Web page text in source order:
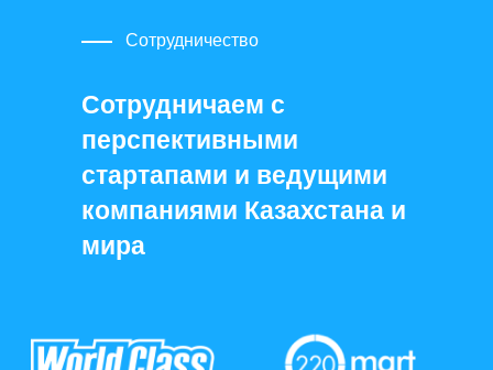
Сотрудничество
Сотрудничаем с
перспективными
стартапами и ведущими
компаниями Казахстана и
мира